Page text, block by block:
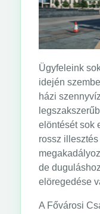
Ügyfeleink
idején
házi
elöntését sok
rossz
de
elöregedése
A Fővárosi